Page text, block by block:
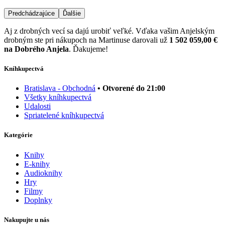
Predchádzajúce Ďalšie
Aj z drobných vecí sa dajú urobiť veľké. Vďaka vašim Anjelským
drobným ste pri nákupoch na Martinuse darovali už 1 502 059,00 €
na Dobrého Anjela. Ďakujeme!
Kníhkupectvá
Bratislava - Obchodná • Otvorené do 21:00
Všetky kníhkupectvá
Udalosti
Spriatelené kníhkupectvá
Kategórie
Knihy
E-knihy
Audioknihy
Hry
Filmy
Doplnky
Nakupujte u nás